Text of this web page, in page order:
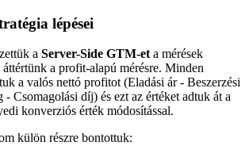
lépései
a Server-Side GTM-eta mérések
áttértünk a profit-alapú mérésre. Minden
a valós nettó profitot (Eladási ár - Beszerzési
- Csomagolási díj) és ezt az értéket adtuk át a
konverziós érték módosítással.
külön részre bontottuk: